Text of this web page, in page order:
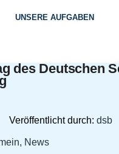
UNSERE AUFGABEN
des Deutschen
Veröffentlicht durch: dsb
News